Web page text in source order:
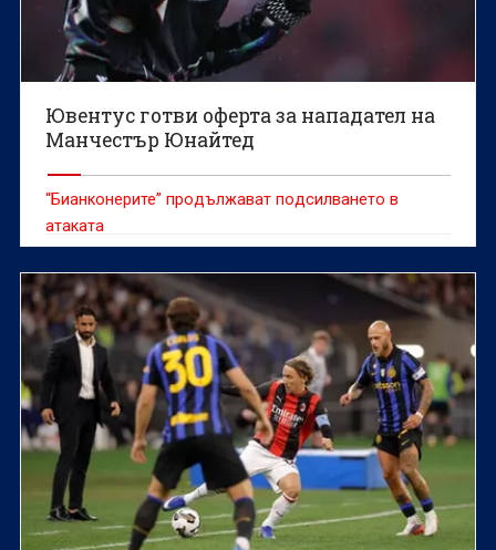
Ювентус готви оферта за нападател на
Манчестър Юнайтед
“Бианконерите” продължават подсилването в
атаката